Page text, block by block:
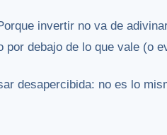
invertir no va de
debajo de lo que vale (o
desapercibida: no es lo